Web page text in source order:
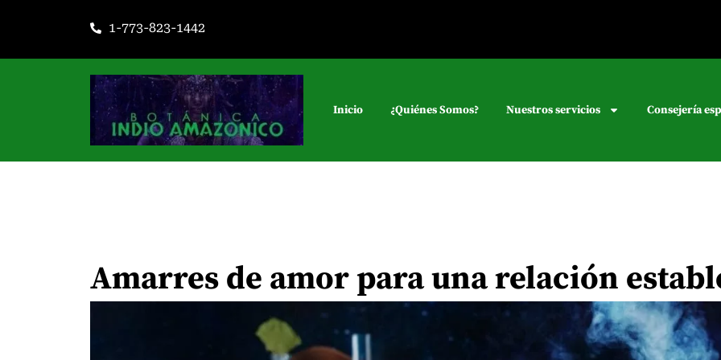
contenido
1-773-823-1442
Inicio ¿Quiénes Somos? Nuestros servicios Consejería
Amarres de amor para una relación